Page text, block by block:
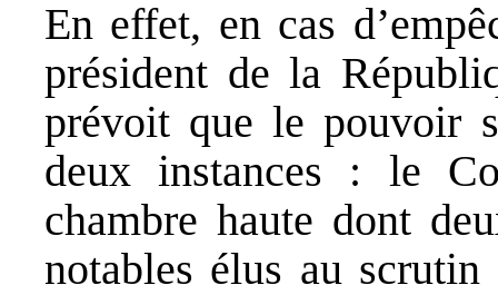
En effet, en cas
président de la
prévoit que le pouvoir
deux instances : le
chambre haute dont
notables élus au